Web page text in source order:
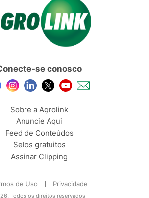
se conosco
Sobre a Agrolink
Anuncie Aqui
Feed de Conteúdos
Selos gratuitos
Assinar Clipping
de Uso Privacidade
Todos os direitos reservados